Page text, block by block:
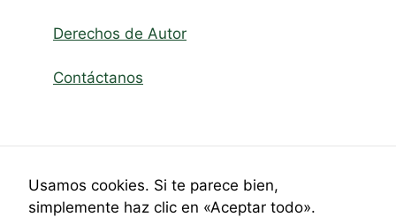
Derechos de Autor
Contáctanos
Usamos cookies. Si te parece bien,
simplemente haz clic en «Aceptar todo».